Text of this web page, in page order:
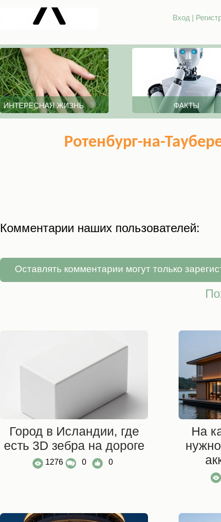
Вход |
ИНТЕРЕСНАЯ ЖИЗНЬ ФАКТЫ
Ротенбург-на-
Комментарии наших пользователей:
Оставлять комментарии могут только
Город в Исландии, где
есть 3D зебра на дороге
1276 0 0
На